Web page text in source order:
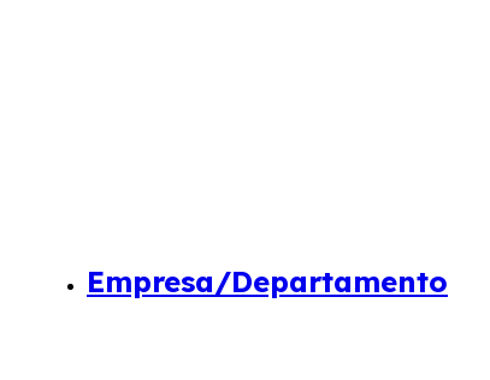
Empresa/Departamento